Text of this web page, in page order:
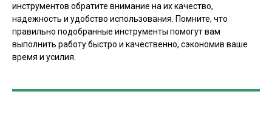
инструментов обратите внимание на их качество,
надежность и удобство использования. Помните, что
правильно подобранные инструменты помогут вам
выполнить работу быстро и качественно, сэкономив ваше
время и усилия.